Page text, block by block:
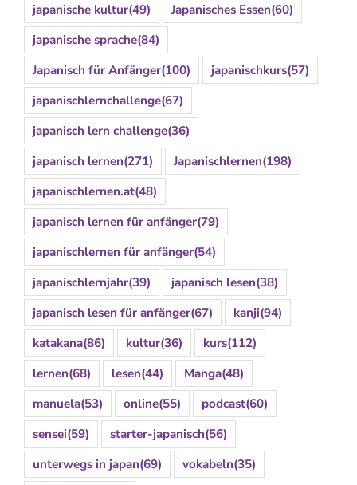
japanische kultur(49) Japanisches Essen(60)
japanische sprache(84)
Japanisch für Anfänger(100) japanischkurs(57)
japanischlernchallenge(67)
japanisch lern challenge(36)
japanisch lernen(271) Japanischlernen(198)
japanischlernen.at(48)
japanisch lernen für anfänger(79)
japanischlernen für anfänger(54)
japanischlernjahr(39) japanisch lesen(38)
japanisch lesen für anfänger(67) kanji(94)
katakana(86) kultur(36) kurs(112)
lernen(68) lesen(44) Manga(48)
manuela(53) online(55) podcast(60)
sensei(59) starter-japanisch(56)
unterwegs in japan(69) vokabeln(35)